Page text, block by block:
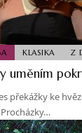
KLASIKA Z
uměním
překážky ke